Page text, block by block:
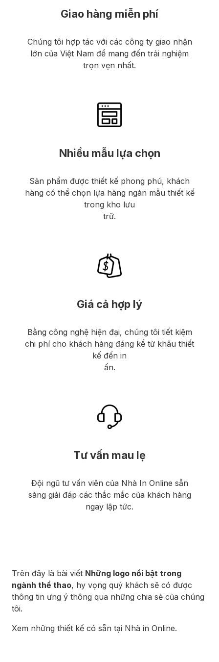
Giao hàng miễn phí
Chúng tôi hợp tác với các công ty giao nhận
lớn của Việt Nam để mang đến trải nghiệm
trọn vẹn nhất.
Nhiều mẫu lựa chọn
Sản phẩm được thiết kế phong phú, khách
hàng có thể chọn lựa hàng ngàn mẫu thiết kế
trong kho lưu
trữ.
Giá cả hợp lý
Bằng công nghệ hiện đại, chúng tôi tiết kiệm
chi phí cho khách hàng đáng kể từ khâu thiết
kế đến in
ấn.
Tư vấn mau lẹ
Đội ngũ tư vấn viên của Nhà In Online sẵn
sàng giải đáp các thắc mắc của khách hàng
ngay lập tức.
Trên đây là bài viết Những logo nổi bật trong
ngành thể thao, hy vọng quý khách sẽ có được
thông tin ưng ý thông qua những chia sẻ của chúng
tôi.
Xem những thiết kế có sẵn tại Nhà in Online.